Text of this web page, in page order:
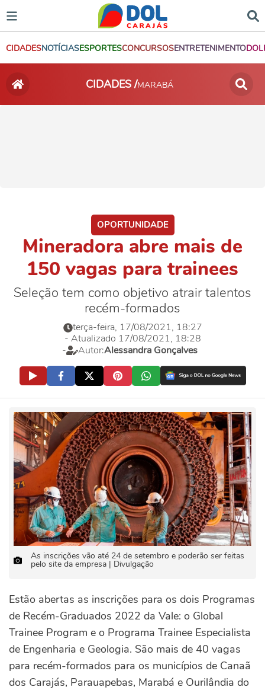
CIDADESNOTÍCIASESPORTESCONCURSOSENTRETENIMENTO
CIDADES /MARABÁ
OPORTUNIDADE
Mineradora abre mais de
150 vagas para trainees
Seleção tem como objetivo atrair talentos
recém-formados
terça-feira, 17/08/2021, 18:27
- Atualizado 17/08/2021, 18:28
-
Autor:Alessandra Gonçalves
As inscrições vão até 24 de setembro e poderão ser feitas
pelo site da empresa | Divulgação
Estão abertas as inscrições para os dois Programas
de Recém-Graduados 2022 da Vale: o Global
Trainee Program e o Programa Trainee Especialista
de Engenharia e Geologia. São mais de 40 vagas
para recém-formados para os municípios de Canaã
dos Carajás, Parauapebas, Marabá e Ourilândia do